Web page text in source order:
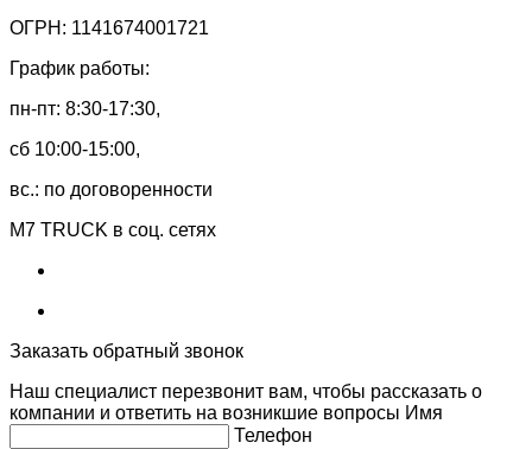
ОГРН: 1141674001721
График работы:
пн-пт: 8:30-17:30,
сб 10:00-15:00,
вс.: по договоренности
M7 TRUCK в соц. сетях
Заказать обратный звонок
Наш специалист перезвонит вам, чтобы рассказать о
компании и ответить на возникшие вопросы Имя
Телефон